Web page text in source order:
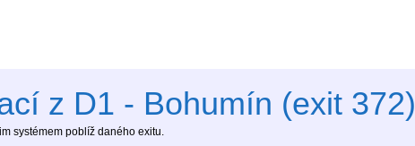
z D1 - Bohumín (exit 372)
systémem poblíž daného exitu.